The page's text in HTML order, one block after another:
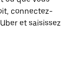
connectez-
et saisissez